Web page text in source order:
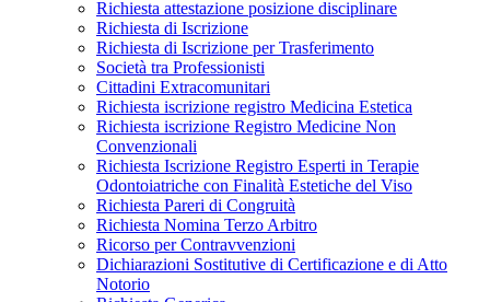
Richiesta attestazione posizione disciplinare
Richiesta di Iscrizione
Richiesta di Iscrizione per Trasferimento
Società tra Professionisti
Cittadini Extracomunitari
Richiesta iscrizione registro Medicina Estetica
Richiesta iscrizione Registro Medicine Non
Convenzionali
Richiesta Iscrizione Registro Esperti in Terapie
Odontoiatriche con Finalità Estetiche del Viso
Richiesta Pareri di Congruità
Richiesta Nomina Terzo Arbitro
Ricorso per Contravvenzioni
Dichiarazioni Sostitutive di Certificazione e di Atto
Notorio